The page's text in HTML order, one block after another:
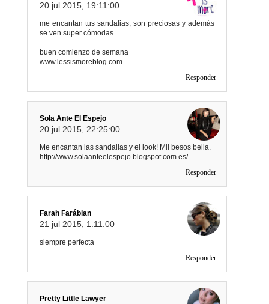
20 jul 2015, 19:11:00
me encantan tus sandalias, son preciosas y además
se ven super cómodas
buen comienzo de semana
www.lessismoreblog.com
Responder
Sola Ante El Espejo
20 jul 2015, 22:25:00
Me encantan las sandalias y el look! Mil besos bella.
http://www.solaanteelespejo.blogspot.com.es/
Responder
Farah Farábian
21 jul 2015, 1:11:00
siempre perfecta
Responder
Pretty Little Lawyer